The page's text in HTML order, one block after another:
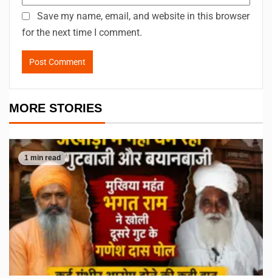
Save my name, email, and website in this browser
for the next time I comment.
MORE STORIES
1 min read